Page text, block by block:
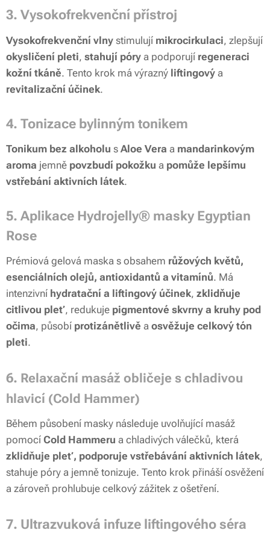
3. Vysokofrekvenční přístroj
Vysokofrekvenční vlny stimulují mikrocirkulaci, zlepšují
okysličení pleti, stahují póry a podporují regeneraci
kožní tkáně. Tento krok má výrazný liftingový a
revitalizační účinek.
4. Tonizace bylinným tonikem
Tonikum bez alkoholu s Aloe Vera a mandarinkovým
aroma jemně povzbudí pokožku a pomůže lepšímu
vstřebání aktivních látek.
5. Aplikace Hydrojelly® masky Egyptian
Rose
Prémiová gelová maska s obsahem růžových květů,
esenciálních olejů, antioxidantů a vitamínů. Má
intenzivní hydratační a liftingový účinek, zklidňuje
citlivou pleť, redukuje pigmentové skvrny a kruhy pod
očima, působí protizánětlivě a osvěžuje celkový tón
pleti.
6. Relaxační masáž obličeje s chladivou
hlavicí (Cold Hammer)
Během působení masky následuje uvolňující masáž
pomocí Cold Hammeru a chladivých válečků, která
zklidňuje pleť, podporuje vstřebávání aktivních látek,
stahuje póry a jemně tonizuje. Tento krok přináší osvěžení
a zároveň prohlubuje celkový zážitek z ošetření.
7. Ultrazvuková infuze liftingového séra